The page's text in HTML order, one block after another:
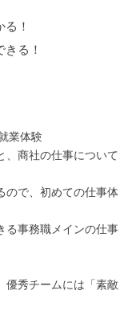
！
る！
業体験
、商社の仕事について
ので、初めての仕事体
る事務職メインの仕事
優秀チームには「素敵